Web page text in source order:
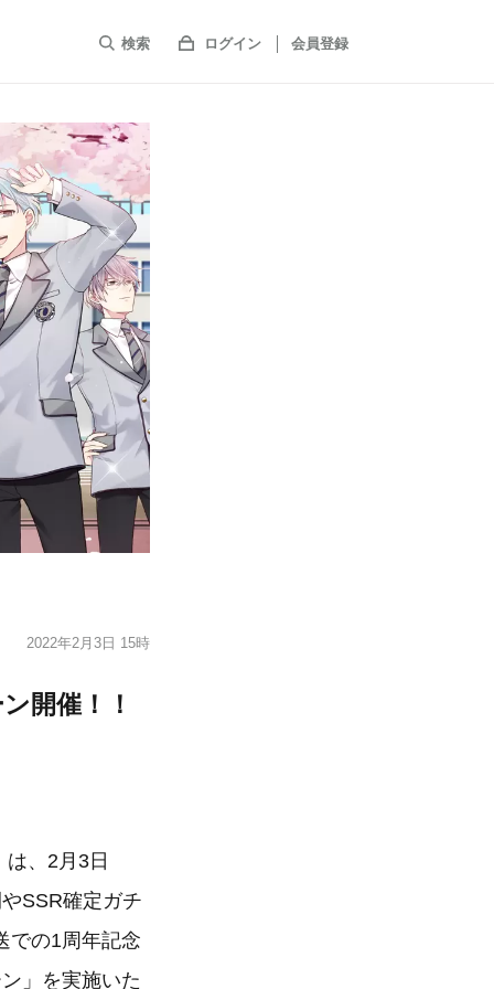
検索 ログイン 会員登録
2022年2月3日 15時
開催！！
、2月3日
SSR確定ガチ
での1周年記念
」を実施いた